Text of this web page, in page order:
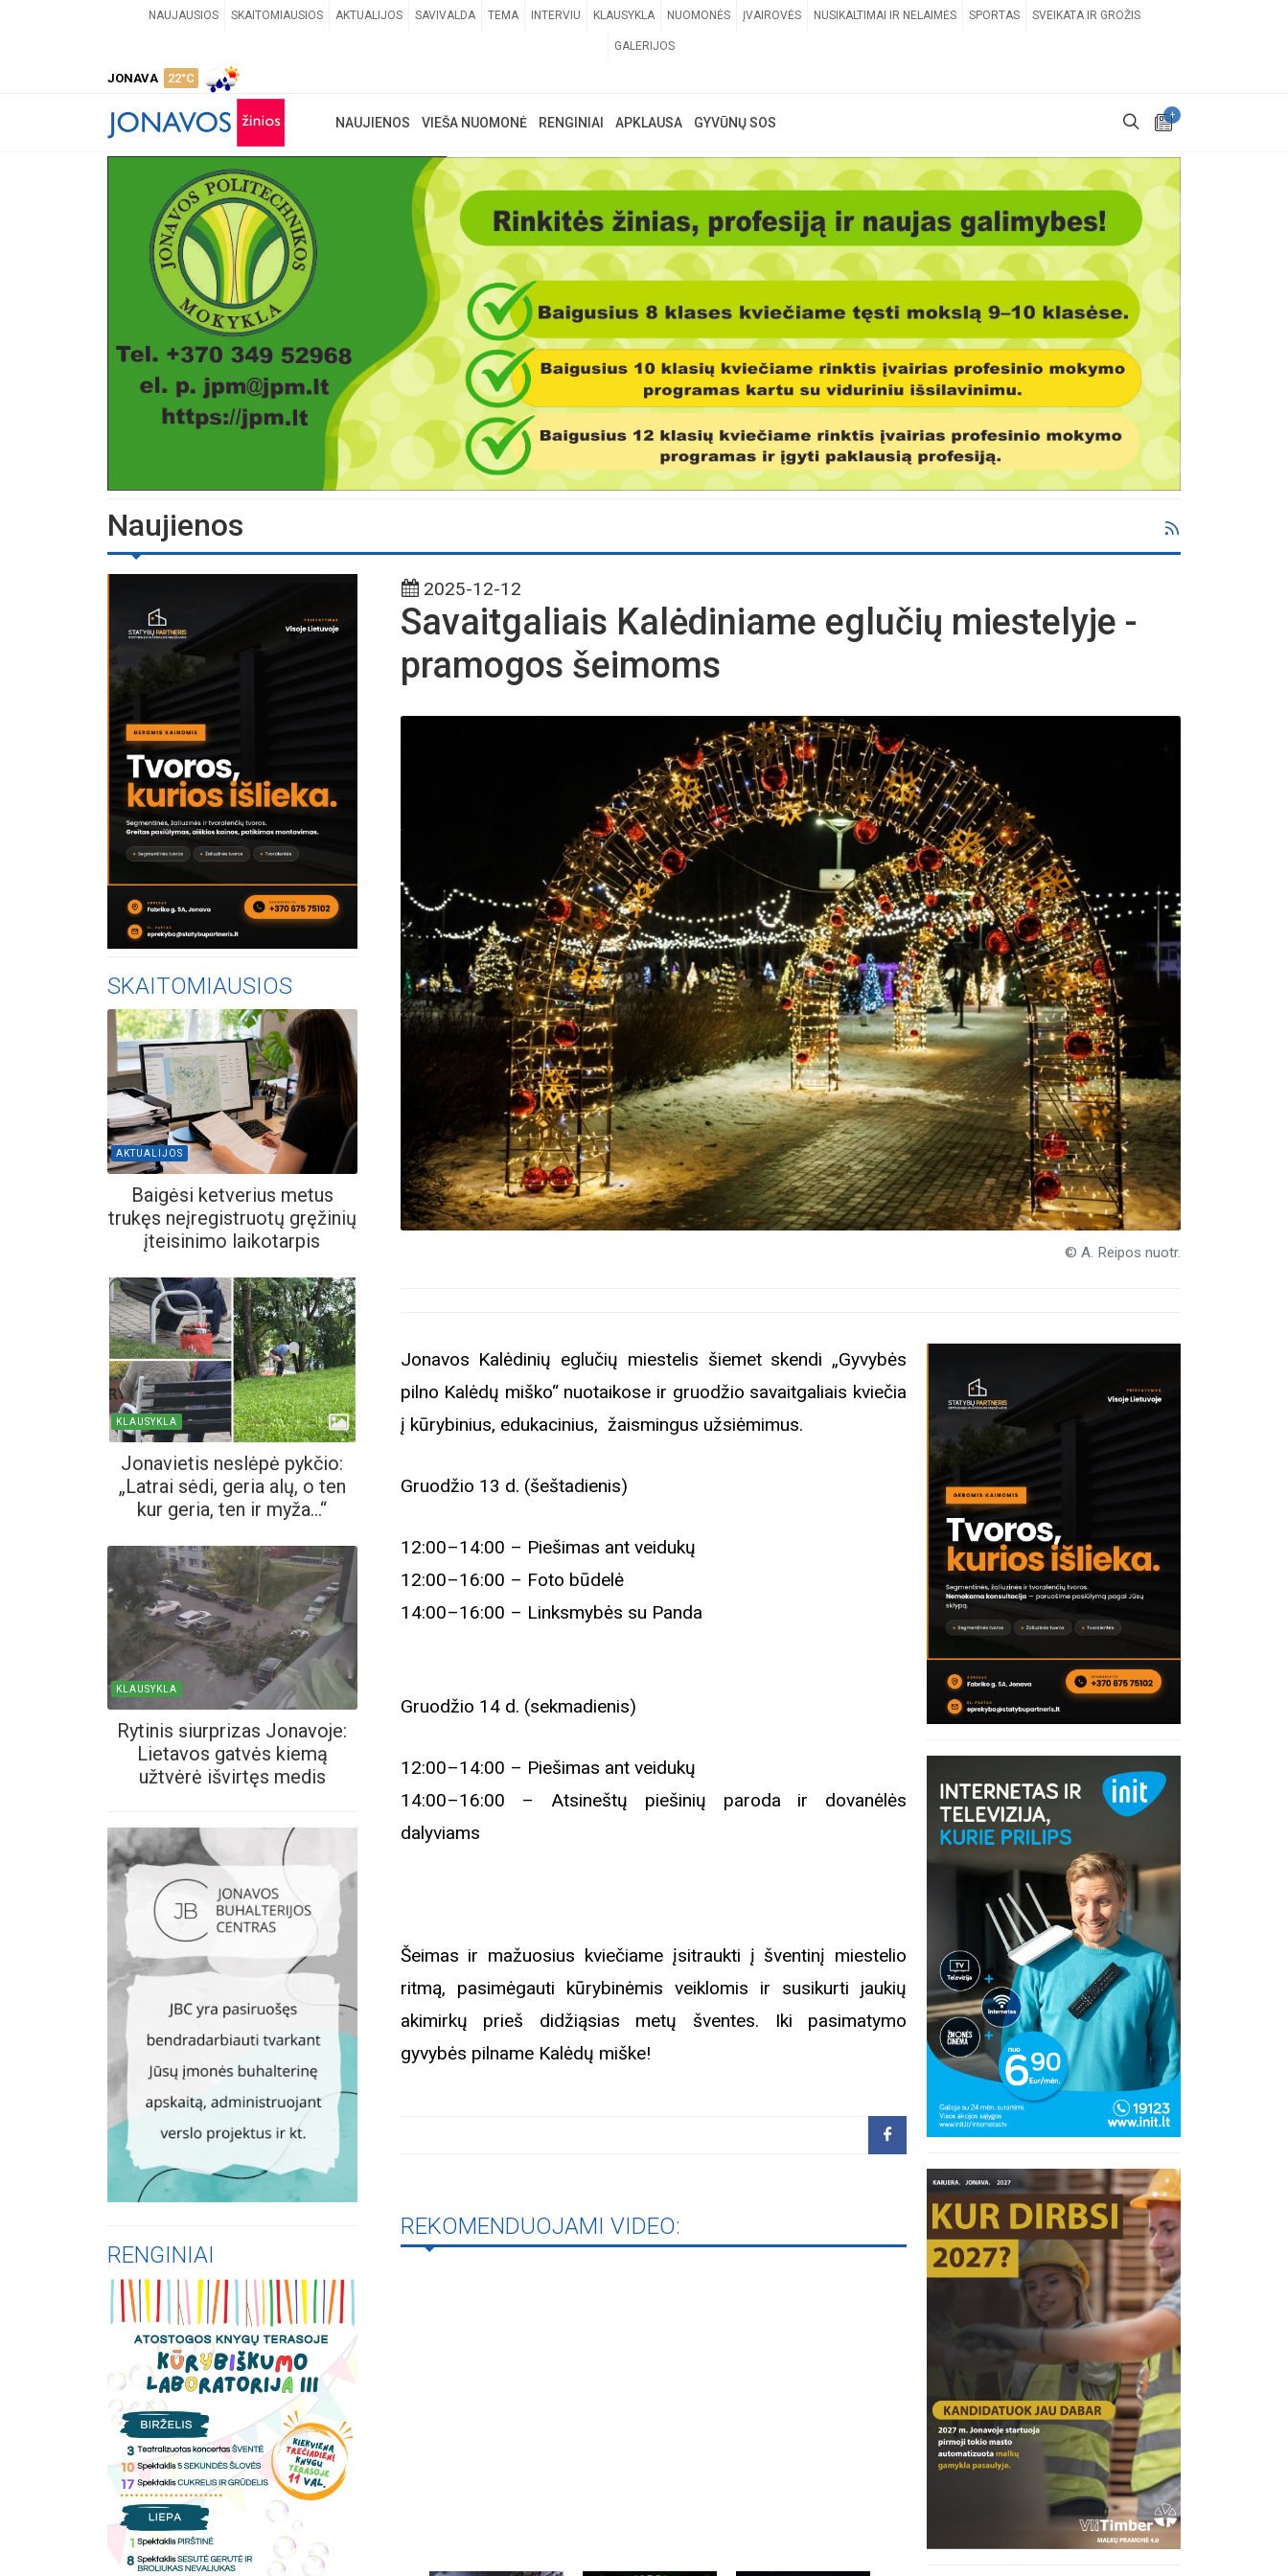
NAUJAUSIOS SKAITOMIAUSIOS AKTUALIJOS SAVIVALDA TEMA INTERVIU KLAUSYKLA NUOMONĖS ĮVAIROVĖS NUSIKALTIMAI IR NELAIMĖS SPORTAS SVEIKATA IR GROŽIS
GALERIJOS
JONAVA 22°C
+
NAUJIENOS VIEŠA NUOMONĖ RENGINIAI APKLAUSA GYVŪNŲ SOS
Naujienos
SKAITOMIAUSIOS
AKTUALIJOS
Baigėsi ketverius metus
trukęs neįregistruotų gręžinių
įteisinimo laikotarpis
KLAUSYKLA
Jonavietis neslėpė pykčio:
„Latrai sėdi, geria alų, o ten
kur geria, ten ir myža...“
KLAUSYKLA
Rytinis siurprizas Jonavoje:
Lietavos gatvės kiemą
užtvėrė išvirtęs medis
RENGINIAI
2025-12-12
Savaitgaliais Kalėdiniame eglučių miestelyje -
pramogos šeimoms
© A. Reipos nuotr.
Jonavos Kalėdinių eglučių miestelis šiemet skendi „Gyvybės
pilno Kalėdų miško“ nuotaikose ir gruodžio savaitgaliais kviečia
į kūrybinius, edukacinius, žaismingus užsiėmimus.
Gruodžio 13 d. (šeštadienis)
12:00–14:00 – Piešimas ant veidukų
12:00–16:00 – Foto būdelė
14:00–16:00 – Linksmybės su Panda
Gruodžio 14 d. (sekmadienis)
12:00–14:00 – Piešimas ant veidukų
14:00–16:00 – Atsineštų piešinių paroda ir dovanėlės
dalyviams
Šeimas ir mažuosius kviečiame įsitraukti į šventinį miestelio
ritmą, pasimėgauti kūrybinėmis veiklomis ir susikurti jaukių
akimirkų prieš didžiąsias metų šventes. Iki pasimatymo
gyvybės pilname Kalėdų miške!
REKOMENDUOJAMI VIDEO: